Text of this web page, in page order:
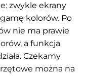
zwykle ekrany
kolorów. Po
nie ma prawie
a funkcja
Czekamy
można na